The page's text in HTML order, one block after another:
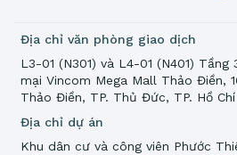
Địa chỉ dự án
Khu dân cư và công viên Phước
Địa chỉ văn phòng giao dịch
L3-01 (N301) và L4-01 (N401)
mại Vincom Mega Mall Thảo Điền,
Thảo Điền, TP. Thủ Đức, TP. Hồ Chí